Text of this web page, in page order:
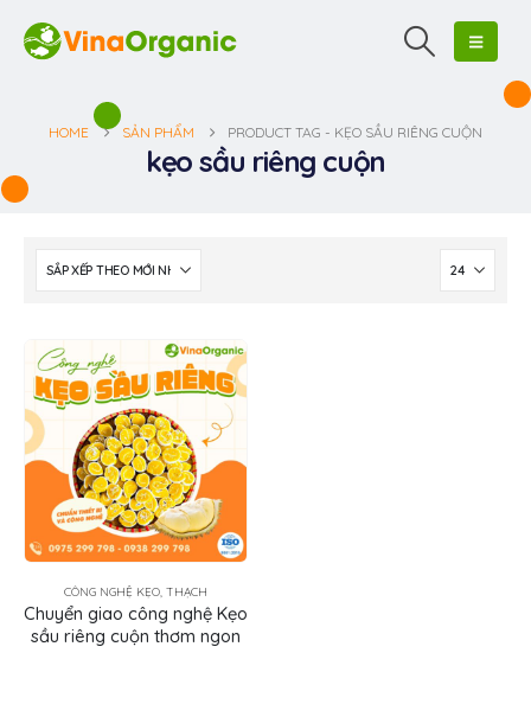
HOME SẢN PHẨM PRODUCT TAG - KẸO SẦU RIÊNG CUỘN
kẹo sầu riêng cuộn
CÔNG NGHỆ KẸO, THẠCH
Chuyển giao công nghệ Kẹo
sầu riêng cuộn thơm ngon